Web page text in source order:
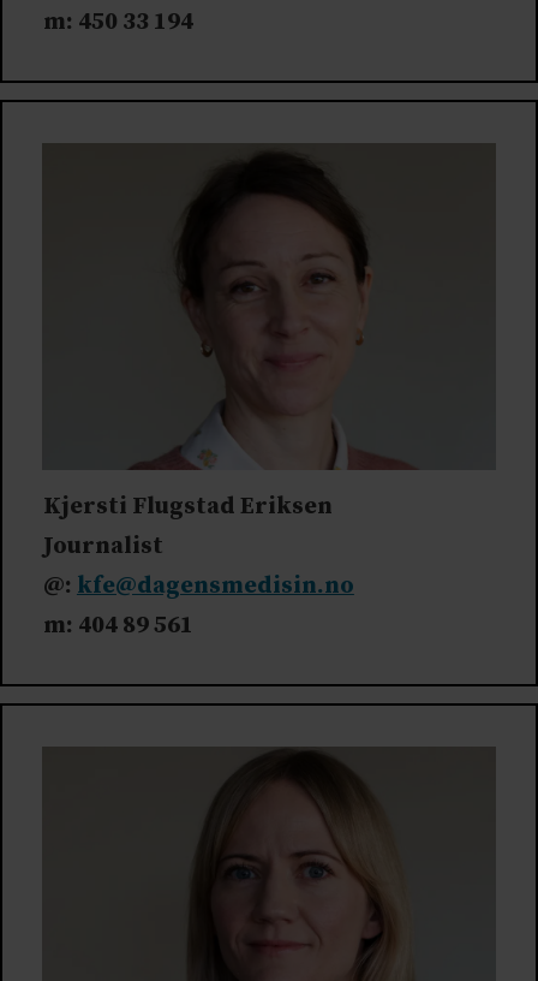
m: 450 33 194
Kjersti Flugstad Eriksen
Journalist
@: kfe@dagensmedisin.no
m: 404 89 561